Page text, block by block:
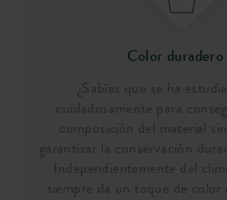
Color duradero
¿Sabías que se ha
cuidadosamente para
composición del material
garantizar la conservación
Independientemente del
siempre da un toque de